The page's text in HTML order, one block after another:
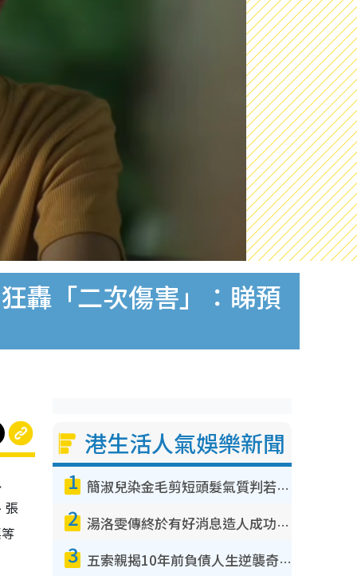
轟「二次傷害」：睇預
張
港生活人氣娛樂新聞
1 簡淑兒染金毛剪短頭髮氣質判若兩人！嚇壞老公麥大力都認唔出：「你做咩事？」
2 湯洛雯傳終於有好消息造人成功！兩大細節曝孕味極濃惹猜測：大肚婆先會咁！
3 五索親揭10年前負債人生逆襲奇蹟！全靠去一地方轉運後即遇上馬先生